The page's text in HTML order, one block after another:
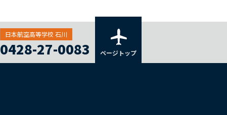
日本航空高等学校 石川
0428-27-0083 ページトップ